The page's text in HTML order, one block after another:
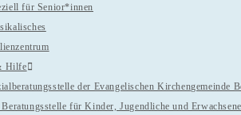
für Senior*innen
Hilfe
der Evangelischen Kirchengemeinde
Beratungsstelle für Kinder, Jugendliche und Erwachsene